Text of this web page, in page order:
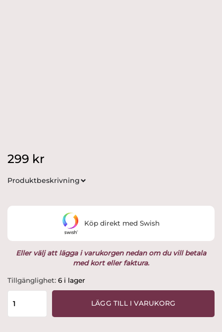
299 kr
Produktbeskrivning
Eller välj att lägga i varukorgen nedan om du vill betala
med kort eller faktura.
Tillgänglighet: 6 i lager
Arabia
-
Paratiisi
till
LÄGG TILL I VARUKORG
Köp direkt med Swish